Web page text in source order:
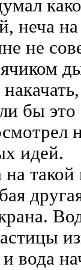
неча
не
бы это
идей.
такой
вода